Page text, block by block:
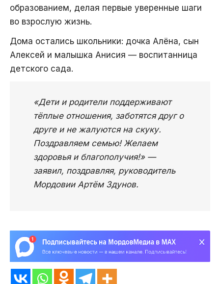
образованием, делая первые уверенные шаги
во взрослую жизнь.
Дома остались школьники: дочка Алёна, сын
Алексей и малышка Анисия — воспитанница
детского сада.
«Дети и родители поддерживают
тёплые отношения, заботятся друг о
друге и не жалуются на скуку.
Поздравляем семью! Желаем
здоровья и благополучия!» —
заявил, поздравляя, руководитель
Мордовии Артём Здунов.